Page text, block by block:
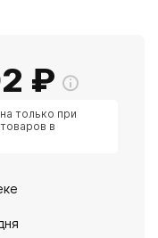
₽
только при
в